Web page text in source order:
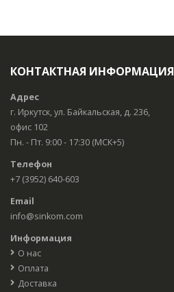
КОНТАКТНАЯ ИНФОРМАЦИЯ
Адрес
г. Иркутск, ул. Байкальская, д. 236,
офис 102
Пн. - Пт. 9:00 - 17:30 (МСК+5)
Телефон
+7 (3952) 640-603
Email
info@sinkom.com
Информация
О нас
Оплата
Доставка